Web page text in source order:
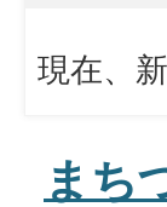
現在、
まち